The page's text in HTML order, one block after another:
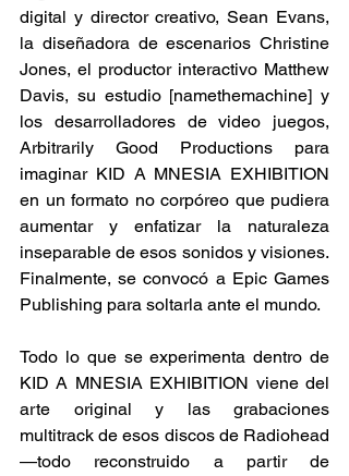
digital y director creativo, Sean Evans,
la diseñadora de escenarios Christine
Jones, el productor interactivo Matthew
Davis, su estudio [namethemachine] y
los desarrolladores de video juegos,
Arbitrarily Good Productions para
imaginar KID A MNESIA EXHIBITION
en un formato no corpóreo que pudiera
aumentar y enfatizar la naturaleza
inseparable de esos sonidos y visiones.
Finalmente, se convocó a Epic Games
Publishing para soltarla ante el mundo.
Todo lo que se experimenta dentro de
KID A MNESIA EXHIBITION viene del
arte original y las grabaciones
multitrack de esos discos de Radiohead
—todo reconstruido a partir de